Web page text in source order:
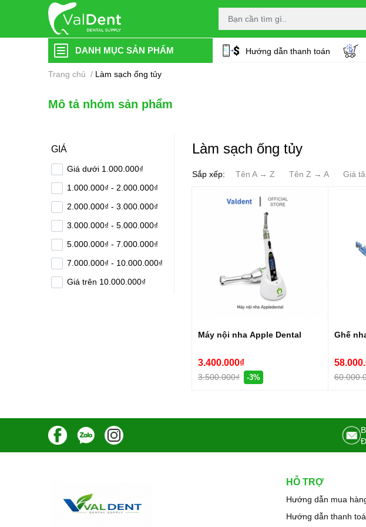
DANH MỤC SẢN PHẨM Hướng dẫn thanh toán
Trang chủ / Làm sạch ống tủy
Mô tả nhóm sản phẩm
GIÁ
Giá dưới 1.000.000₫
1.000.000₫ - 2.000.000₫
2.000.000₫ - 3.000.000₫
3.000.000₫ - 5.000.000₫
5.000.000₫ - 7.000.000₫
7.000.000₫ - 10.000.000₫
Giá trên 10.000.000₫
Làm sạch ống tủy
Sắp xếp: Tên A → Z Tên Z → A Giá
Máy nội nha Apple Dental
3.400.000₫
3.500.000₫ -3%
Ghế
HỖ TRỢ
Hướng dẫn mua
Hướng dẫn thanh